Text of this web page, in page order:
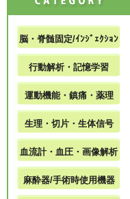
脳・脊髄固定/ｲﾝｼﾞｪｸｼｮﾝ
行動解析・記憶学習
運動機能・鎮痛・薬理
生理・切片・生体信号
血流計・血圧・画像解析
麻酔器/手術時使用機器